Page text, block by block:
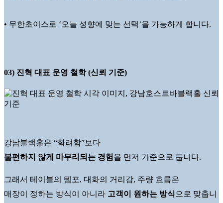
• 무한초이스로 ‘오늘 성향에 맞는 선택’을 가능하게 합니다.
03) 진혁 대표 운영 철학 (신뢰 기준)
강남블랙홀은 “화려함”보다
불편하지 않게 마무리되는 경험 을 먼저 기준으로 둡니다.
그래서 테이블의 템포, 대화의 거리감, 주량 흐름은
매장이 정하는 방식이 아니라 고객이 원하는 방식으로 맞춥니